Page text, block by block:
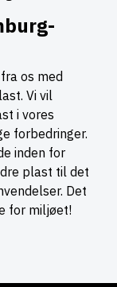
os med
Vi vil
i vores
forbedringer.
inden for
plast til det
Det
for miljøet!